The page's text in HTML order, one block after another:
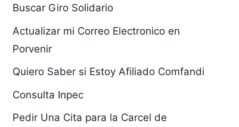
Buscar Giro Solidario
Actualizar mi Correo Electronico en
Porvenir
Quiero Saber si Estoy Afiliado Comfandi
Consulta Inpec
Pedir Una Cita para la Carcel de